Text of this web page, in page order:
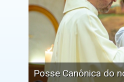
Posse Canônica do